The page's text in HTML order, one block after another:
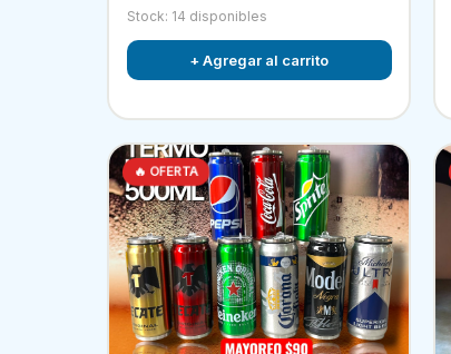
Stock: 14 disponibles
+ Agregar al carrito
🔥 OFERTA